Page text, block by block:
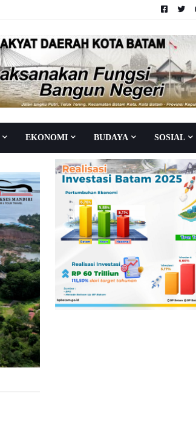
EKONOMI BUDAYA SOSIAL